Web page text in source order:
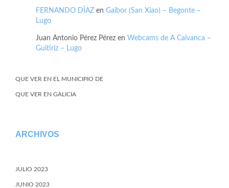
FERNANDO DÌAZ en Gaibor (San Xiao) – Begonte –
Lugo
Juan Antonio Pérez Pérez en Webcams de A Caivanca –
Guitiriz – Lugo
QUE VER EN EL MUNICIPIO DE
QUE VER EN GALICIA
ARCHIVOS
JULIO 2023
JUNIO 2023